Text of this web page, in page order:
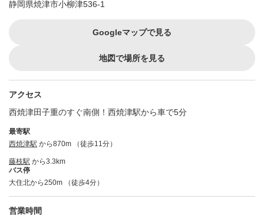
静岡県焼津市小柳津536-1
Googleマップで見る
地図で場所を見る
アクセス
西焼津田子重のすぐ南側！西焼津駅から車で5分
最寄駅
西焼津駅 から870m （徒歩11分）
藤枝駅 から3.3km
バス停
大住北から250m （徒歩4分）
営業時間